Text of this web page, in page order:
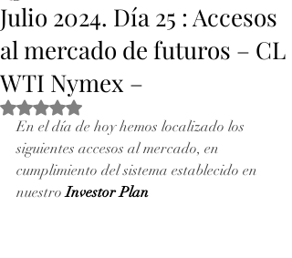
Julio 2024. Día 25 : Accesos
al mercado de futuros – CL
WTI Nymex –
Obtuvo NaN de 5 estrellas.
En el día de hoy hemos localizado los
siguientes accesos al mercado, en
cumplimiento del sistema establecido en
nuestro Investor Plan